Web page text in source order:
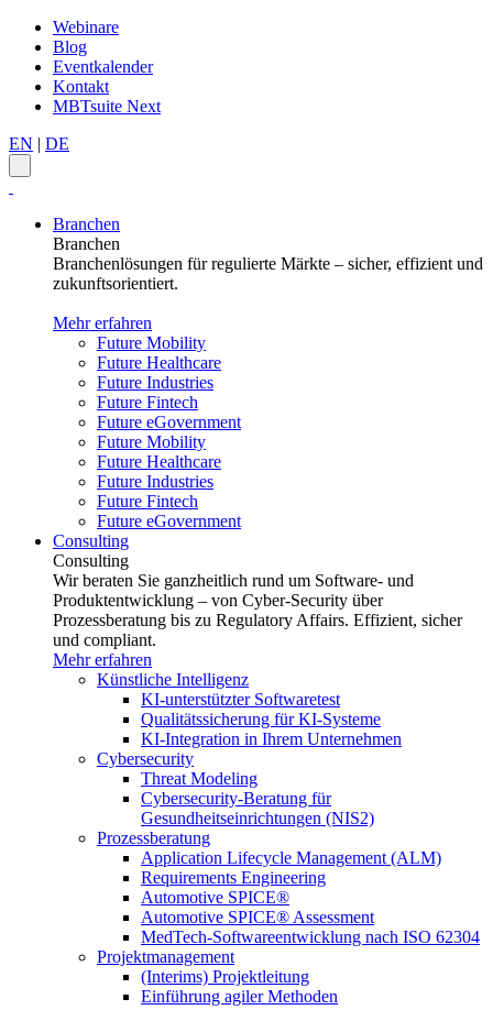
Webinare
Blog
Eventkalender
Kontakt
MBTsuite Next
EN | DE
Branchen
Branchen
Branchenlösungen für regulierte Märkte – sicher, effizient und
zukunftsorientiert.
Mehr erfahren
Future Mobility
Future Healthcare
Future Industries
Future Fintech
Future eGovernment
Future Mobility
Future Healthcare
Future Industries
Future Fintech
Future eGovernment
Consulting
Consulting
Wir beraten Sie ganzheitlich rund um Software- und
Produktentwicklung – von Cyber-Security über
Prozessberatung bis zu Regulatory Affairs. Effizient, sicher
und compliant.
Mehr erfahren
Künstliche Intelligenz
KI-unterstützter Softwaretest
Qualitätssicherung für KI-Systeme
KI-Integration in Ihrem Unternehmen
Cybersecurity
Threat Modeling
Cybersecurity-Beratung für
Gesundheitseinrichtungen (NIS2)
Prozessberatung
Application Lifecycle Management (ALM)
Requirements Engineering
Automotive SPICE®
Automotive SPICE® Assessment
MedTech-Softwareentwicklung nach ISO 62304
Projektmanagement
(Interims) Projektleitung
Einführung agiler Methoden